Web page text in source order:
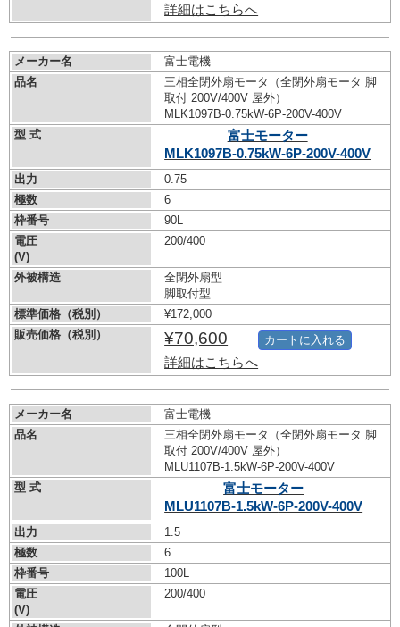
詳細はこちらへ
メーカー名
富士電機
品名
三相全閉外扇モータ（全閉外扇モータ 脚
取付 200V/400V 屋外）
MLK1097B-0.75kW-6P-200V-400V
型 式
富士モーター
MLK1097B-0.75kW-6P-200V-400V
出力
0.75
極数
6
枠番号
90L
電圧
(V)
200/400
外被構造
全閉外扇型
脚取付型
標準価格（税別）
¥172,000
販売価格（税別）
¥70,600
詳細はこちらへ
カートに入れる
メーカー名
富士電機
品名
三相全閉外扇モータ（全閉外扇モータ 脚
取付 200V/400V 屋外）
MLU1107B-1.5kW-6P-200V-400V
型 式
富士モーター
MLU1107B-1.5kW-6P-200V-400V
出力
1.5
極数
6
枠番号
100L
電圧
(V)
200/400